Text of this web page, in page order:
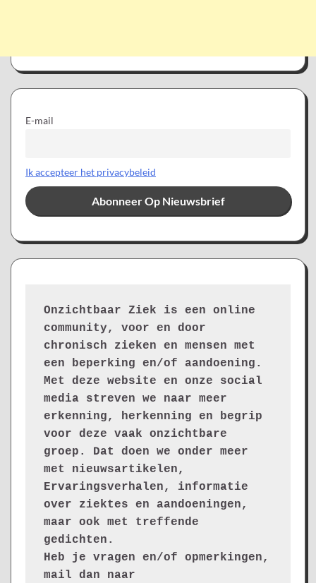
E-mail
Ik accepteer het privacybeleid
Onzichtbaar Ziek is een online
community, voor en door
chronisch zieken en mensen met
een beperking en/of aandoening.
Met deze website en onze social
media streven we naar meer
erkenning, herkenning en begrip
voor deze vaak onzichtbare
groep. Dat doen we onder meer
met nieuwsartikelen,
Ervaringsverhalen, informatie
over ziektes en aandoeningen,
maar ook met treffende
gedichten.
Heb je vragen en/of opmerkingen,
mail dan naar